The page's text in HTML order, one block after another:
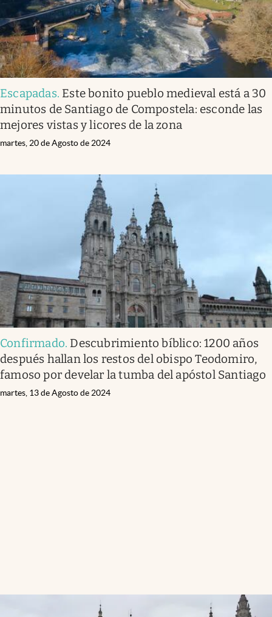
Escapadas. Este bonito pueblo medieval está a 30
minutos de Santiago de Compostela: esconde las
mejores vistas y licores de la zona
martes, 20 de Agosto de 2024
Confirmado. Descubrimiento bíblico: 1200 años
después hallan los restos del obispo Teodomiro,
famoso por develar la tumba del apóstol Santiago
martes, 13 de Agosto de 2024